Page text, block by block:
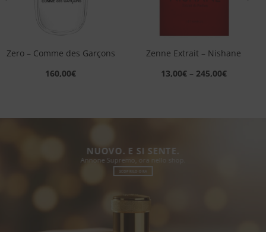
Zero – Comme des Garçons
160,00€
Zenne Extrait – Nishane
13,00€– 245,00€
NUOVO. E SI SENTE.
Annone Supremo, ora nello shop.
SCOPRILO ORA